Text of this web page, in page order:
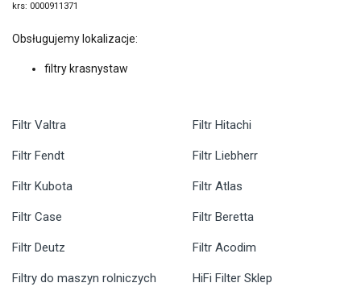
krs: 0000911371
Obsługujemy lokalizacje:
filtry krasnystaw
Filtr Valtra
Filtr Fendt
Filtr Kubota
Filtr Case
Filtr Deutz
Filtr Hitachi
Filtr Liebherr
Filtr Atlas
Filtr Beretta
Filtr Acodim
Filtry do maszyn rolniczych HiFi Filter Sklep